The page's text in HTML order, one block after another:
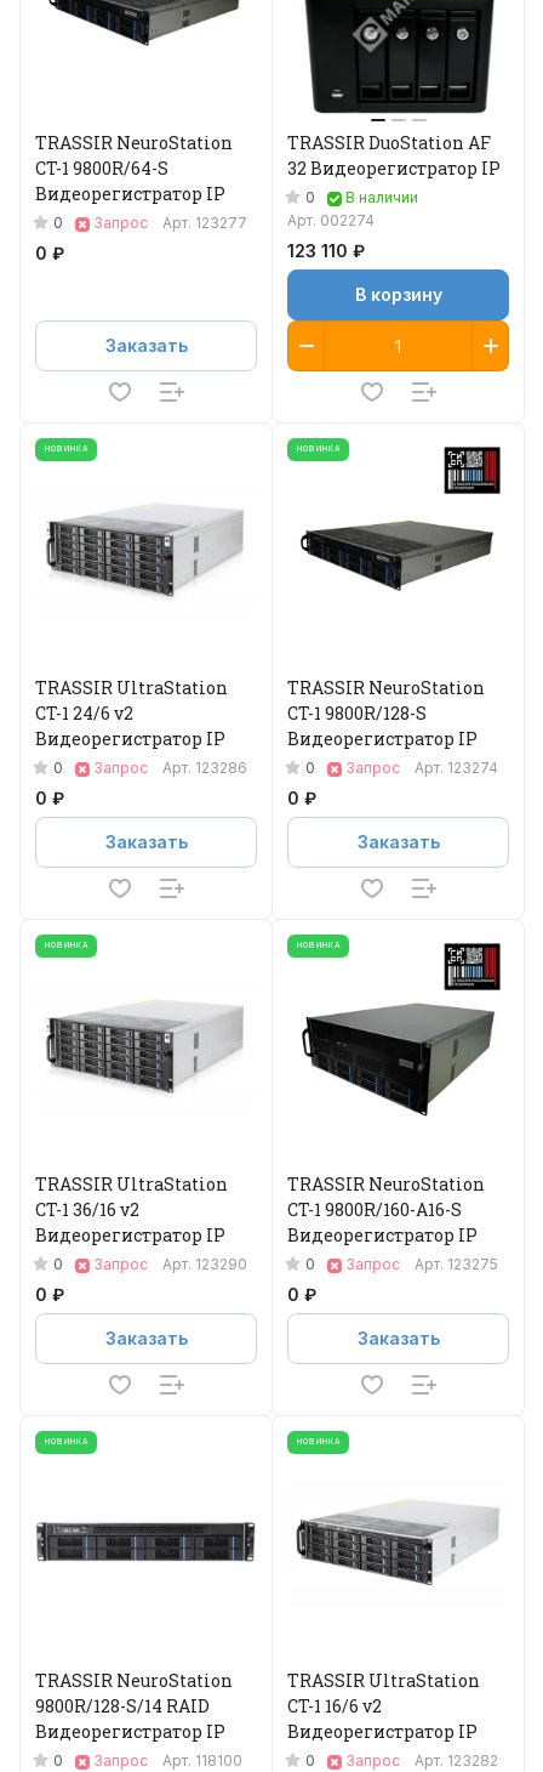
TRASSIR NeuroStation
CT-1 9800R/64-S
Видеорегистратор IP
0 Запрос Арт. 123277
0 ₽
Заказать
TRASSIR DuoStation AF
32 Видеорегистратор IP
0
В наличии
Арт. 002274
123 110 ₽
В корзину
НОВИНКА
TRASSIR UltraStation
CT-1 24/6 v2
Видеорегистратор IP
0 Запрос Арт. 123286
0 ₽
Заказать
НОВИНКА
TRASSIR NeuroStation
CT-1 9800R/128-S
Видеорегистратор IP
0 Запрос Арт. 123274
0 ₽
Заказать
НОВИНКА
TRASSIR UltraStation
CT-1 36/16 v2
Видеорегистратор IP
0 Запрос Арт. 123290
0 ₽
Заказать
НОВИНКА
TRASSIR NeuroStation
CT-1 9800R/160-A16-S
Видеорегистратор IP
0 Запрос Арт. 123275
0 ₽
Заказать
НОВИНКА
TRASSIR NeuroStation
9800R/128-S/14 RAID
Видеорегистратор IP
0 Запрос Арт. 118100
НОВИНКА
TRASSIR UltraStation
CT-1 16/6 v2
Видеорегистратор IP
0 Запрос Арт. 123282